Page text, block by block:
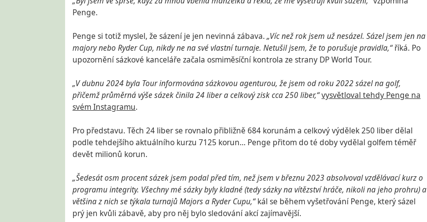
Penge.
Penge si totiž myslel, že sázení je jen nevinná zábava. „Víc než rok jsem už nesázel. Sázel jsem jen na
majory nebo Ryder Cup, nikdy ne na své vlastní turnaje. Netušil jsem, že to porušuje pravidla,“říká. Po
upozornění sázkové kanceláře začala osmiměsíční kontrola ze strany DP World Tour.
„V dubnu 2024 byla Tour informována sázkovou agenturou, že jsem od roku 2022 sázel na golf,
přičemž průměrná výše sázek činila 24 liber a celkový zisk cca 250 liber,“vysvětloval tehdy Penge na
svém Instagramu.
Pro představu. Těch 24 liber se rovnalo přibližně 684 korunám a celkový výdělek 250 liber dělal
podle tehdejšího aktuálního kurzu 7125 korun... Penge přitom do té doby vydělal golfem téměř
devět milionů korun.
„Šedesát osm procent sázek jsem podal před tím, než jsem v březnu 2023 absolvoval vzdělávací kurz o
programu integrity. Všechny mé sázky byly kladné (tedy sázky na vítězství hráče, nikoli na jeho prohru) a
většina z nich se týkala turnajů Majors a Ryder Cupu,“kál se během vyšetřování Penge, který sázel
prý jen kvůli zábavě, aby pro něj bylo sledování akcí zajímavější.